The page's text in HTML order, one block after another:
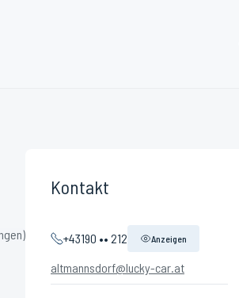
Kontakt
+43190 •• 212 Anzeigen
altmannsdorf@lucky-car.at